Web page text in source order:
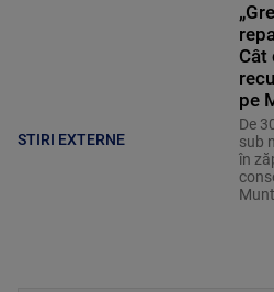
STIRI EXTERNE
Cât
pe
De
sub
în